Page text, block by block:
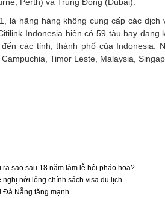
là hãng hàng không cung cấp các dịch
Indonesia hiện có 59 tàu bay đang
các tỉnh, thành phố của Indonesia.
Timor Leste, Malaysia,
sao sau 18 năm làm lễ hội pháo hoa?
nghị nới lỏng chính sách visa du lịch
Đà Nẵng tăng mạnh